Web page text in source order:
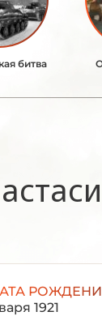
битва
1921